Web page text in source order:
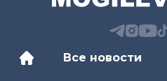
Все новости